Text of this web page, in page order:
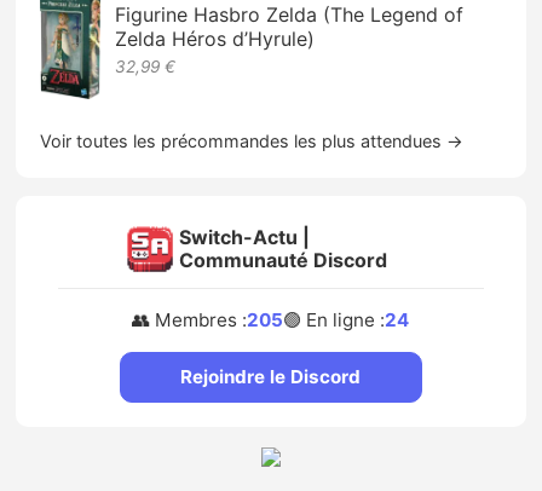
Figurine Hasbro Zelda (The Legend of
Zelda Héros d’Hyrule)
32,99 €
Voir toutes les précommandes les plus attendues →
Switch-Actu |
Communauté Discord
👥 Membres :205🟢 En ligne :24
Rejoindre le Discord